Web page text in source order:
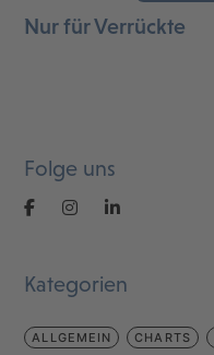
Nur für Verrückte
Folge uns
Kategorien
ALLGEMEIN CHARTS